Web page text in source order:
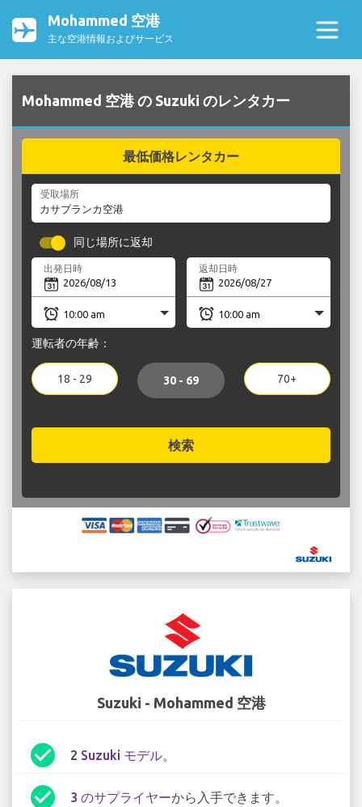
Mohammed 空港
主な空港情報およびサービス
Mohammed 空港 の Suzuki のレンタカー
最低価格レンタカー
受取場所
同じ場所に返却
出発日時 返却日時
運転者の年齢：
18 - 29 30 - 69 70+
検索
Suzuki - Mohammed 空港
check_circle 2 Suzuki モデル。
check_circle 3 のサプライヤーから入手できます。